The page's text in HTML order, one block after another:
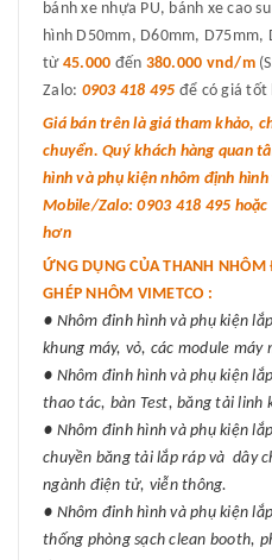
bánh xe nhựa PU, bánh xe cao
hình D50mm, D60mm, D75mm,
từ 45.000 đến 380.000 vnd/m
Zalo: 0903 418 495 để có giá tốt
Giá bán trên là giá tham khảo,
chuyển. Quý khách hàng quan
hình và phụ kiện nhôm định
Mobile/Zalo: 0903 418 495
hơn
ỨNG DỤNG CỦA THANH
GHÉP NHÔM VIMETCO :
● Nhôm đinh hình và phụ kiện
khung máy, vỏ, các module
● Nhôm đinh hình và phụ kiện
thao tác, bàn Test, băng tải linh
● Nhôm đinh hình và phụ kiện
chuyền băng tải lắp ráp và dây
ngành điện tử, viễn thông.
● Nhôm đinh hình và phụ kiện
thống phòng sạch clean booth,